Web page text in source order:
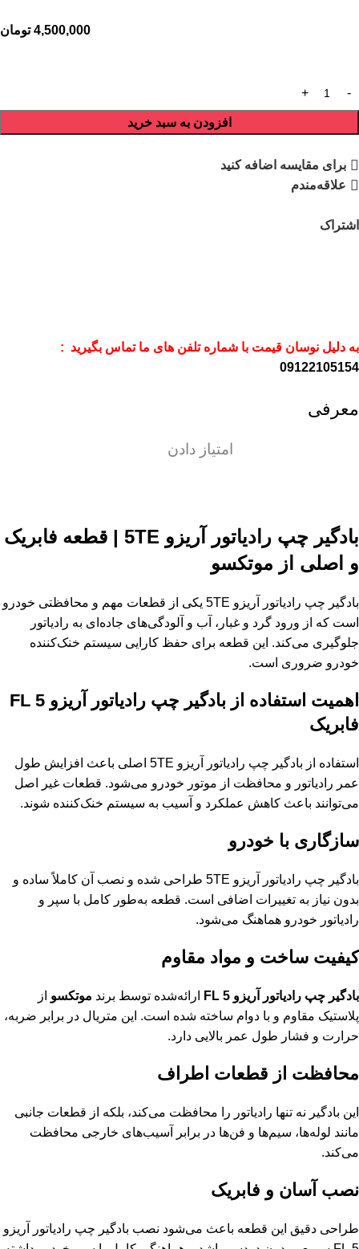
4,500,000 تومان
افزودن به سبد خرید
برای مقایسه اضافه کنید
علاقه‌مندم
اشتراک
به دلیل نوسان قیمت با شماره تلفن های ما تماس بگیرید :
09122105154
معرفی
امتیاز دادن
بادگیر چپ رادیاتور آریزو 5TE | قطعه فابریک
و اصلی از موتکسو
بادگیر چپ رادیاتور آریزو 5TE یکی از قطعات مهم و محافظتی خودرو
است که از ورود گرد و غبار، آب و آلودگی‌های جاده‌ای به رادیاتور
جلوگیری می‌کند. این قطعه برای حفظ کارایی سیستم خنک‌کننده
خودرو ضروری است.
اهمیت استفاده از بادگیر چپ رادیاتور آریزو 5 FL
فابریک
استفاده از بادگیر چپ رادیاتور آریزو 5TE اصلی باعث افزایش طول
عمر رادیاتور و محافظت از موتور خودرو می‌شود. قطعات غیر اصل
می‌توانند باعث کاهش عملکرد و آسیب به سیستم خنک‌کننده شوند.
سازگاری با خودرو
بادگیر چپ رادیاتور آریزو 5TE طراحی شده و نصب آن کاملاً ساده و
بدون نیاز به تغییرات اضافی است. قطعه به‌طور کامل با سپر و
رادیاتور خودرو هماهنگ می‌شود.
کیفیت ساخت و مواد مقاوم
بادگیر چپ رادیاتور آریزو 5 FL ارائه‌شده توسط برند موتکسو از
پلاستیک مقاوم و با دوام ساخته شده است. این متریال در برابر ضربه،
حرارت و فشار طول عمر بالایی دارد.
محافظت از قطعات اطراف
این بادگیر نه تنها رادیاتور را محافظت می‌کند، بلکه از قطعات جانبی
مانند لوله‌ها، سیم‌ها و فن‌ها در برابر آسیب‌های خارجی محافظت
می‌کند.
نصب آسان و فابریک
طراحی دقیق این قطعه باعث می‌شود نصب بادگیر چپ رادیاتور آریزو